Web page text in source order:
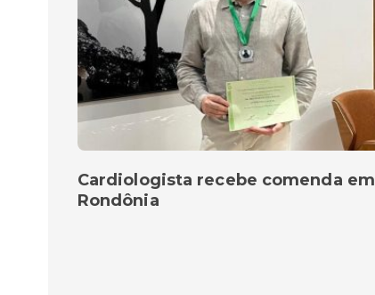
Cardiologista recebe comenda em
Rondônia